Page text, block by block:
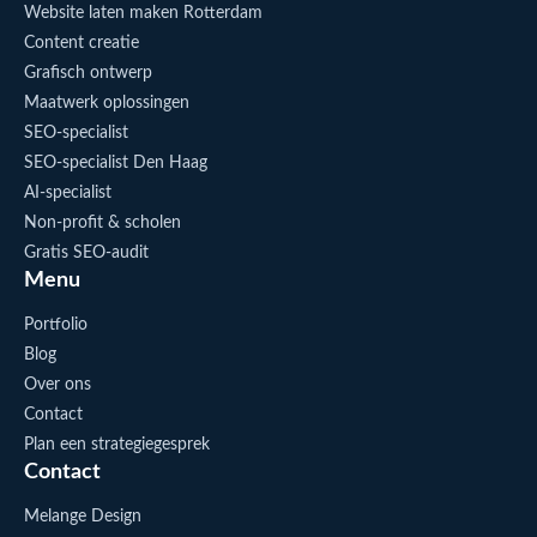
Website laten maken Rotterdam
Content creatie
Grafisch ontwerp
Maatwerk oplossingen
SEO-specialist
SEO-specialist Den Haag
AI-specialist
Non-profit & scholen
Gratis SEO-audit
Menu
Portfolio
Blog
Over ons
Contact
Plan een strategiegesprek
Contact
Melange Design